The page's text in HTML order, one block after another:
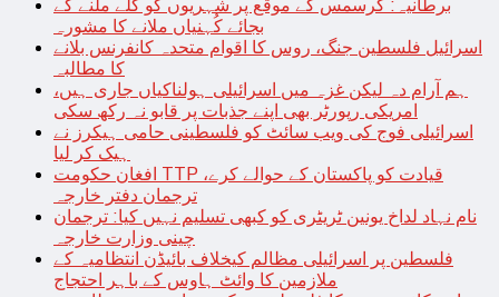
برطانیہ: کرسمس کے موقع پر شہریوں کو گلے ملنے کے
بجائے کُہنیاں ملانے کا مشورہ
اسرائیل فلسطین جنگ، روس کا اقوام متحدہ کانفرنس بلانے
کا مطالبہ
ہم آرام دہ لیکن غزہ میں اسرائیلی ہولناکیاں جاری ہیں،
امریکی رپورٹر بھی اپنے جذبات پر قابو نہ رکھ سکی
اسرائیلی فوج کی ویب سائٹ کو فلسطینی حامی ہیکرز نے
ہیک کر لیا
افغان حکومت TTP قیادت کو پاکستان کے حوالے کرے،
ترجمان دفتر خارجہ
نام نہاد لداخ یونین ٹریٹری کو کبھی تسلیم نہیں کیا: ترجمان
چینی وزارت خارجہ
فلسطین پر اسرائیلی مظالم کیخلاف بائیڈن انتظامیہ کے
ملازمین کا وائٹ ہاوس کے باہر احتجاج